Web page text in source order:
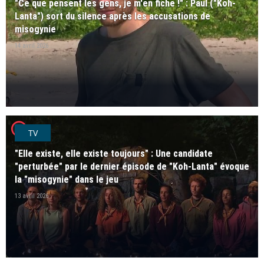
"Ce que pensent les gens, je m'en fiche !" : Paul ("Koh-
Lanta") sort du silence après les accusations de
misogynie
14 avril 2026
player2TV
"Elle existe, elle existe toujours" : Une candidate
"perturbée" par le dernier épisode de "Koh-Lanta" évoque
la "misogynie" dans le jeu
13 avril 2026